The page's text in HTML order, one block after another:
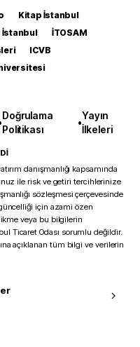
Kitap İstanbul
İstanbul
İTOSAM
ICVB
Doğrulama
Politikası
•
Yayın
İlkeleri
danışmanlığı kapsamında
ile risk ve getiri tercihlerinize
sözleşmesi çerçevesinde
için azami özen
veya bu bilgilerin
Ticaret Odası sorumlu değildir.
açıklanan tüm bilgi ve verilerin